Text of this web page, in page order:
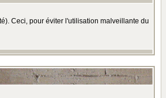
Ceci, pour éviter l'utilisation malveillante du